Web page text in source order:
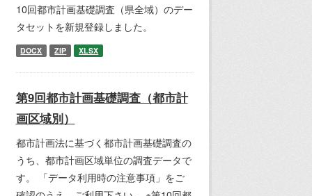
10回都市計画基礎調査（県全域）のデー
タセットを新規登録しました。
DOCX ZIP XLSX
第9回都市計画基礎調査（都市計
画区域別）
都市計画法に基づく都市計画基礎調査の
うち、都市計画区域単位の調査データで
す。 「データ利用時の注意事項」をご